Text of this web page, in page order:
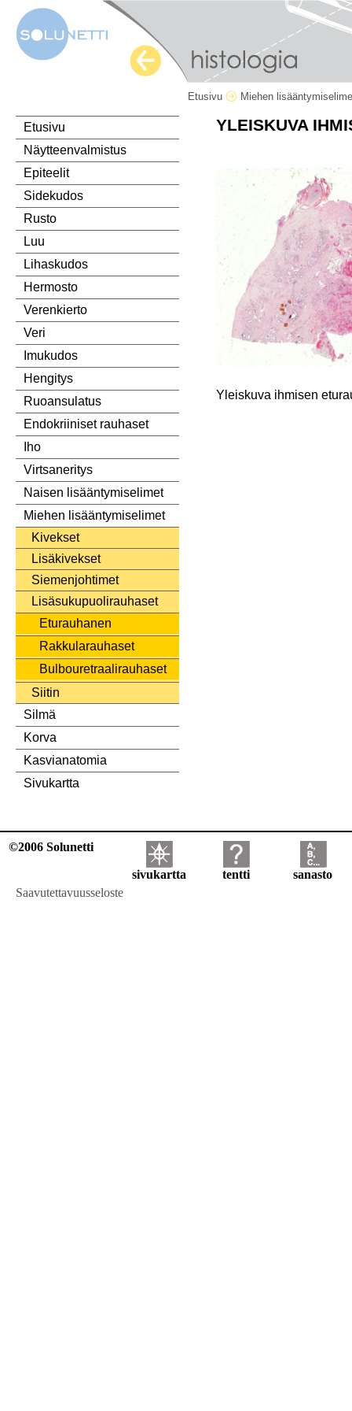
Etusivu Miehen
Etusivu
Näytteenvalmistus
Epiteelit
Sidekudos
Rusto
Luu
Lihaskudos
Hermosto
Verenkierto
Veri
Imukudos
Hengitys
Ruoansulatus
Endokriiniset rauhaset
Iho
Virtsaneritys
Naisen lisääntymiselimet
Miehen lisääntymiselimet
Kivekset
Lisäkivekset
Siemenjohtimet
Lisäsukupuolirauhaset
Eturauhanen
Rakkularauhaset
Bulbouretraalirauhaset
Siitin
Silmä
Korva
Kasvianatomia
Sivukartta
YLEISKUVA
Yleiskuva ihmisen
©2006 Solunetti
sivukartta tentti
sanasto
Saavutettavuusseloste